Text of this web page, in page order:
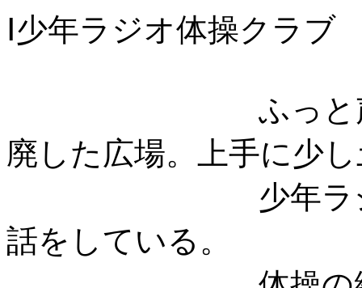
Ⅰ少年ラジオ体操クラブ
ふっ
廃した広場。上手に少
少年
話をしている。